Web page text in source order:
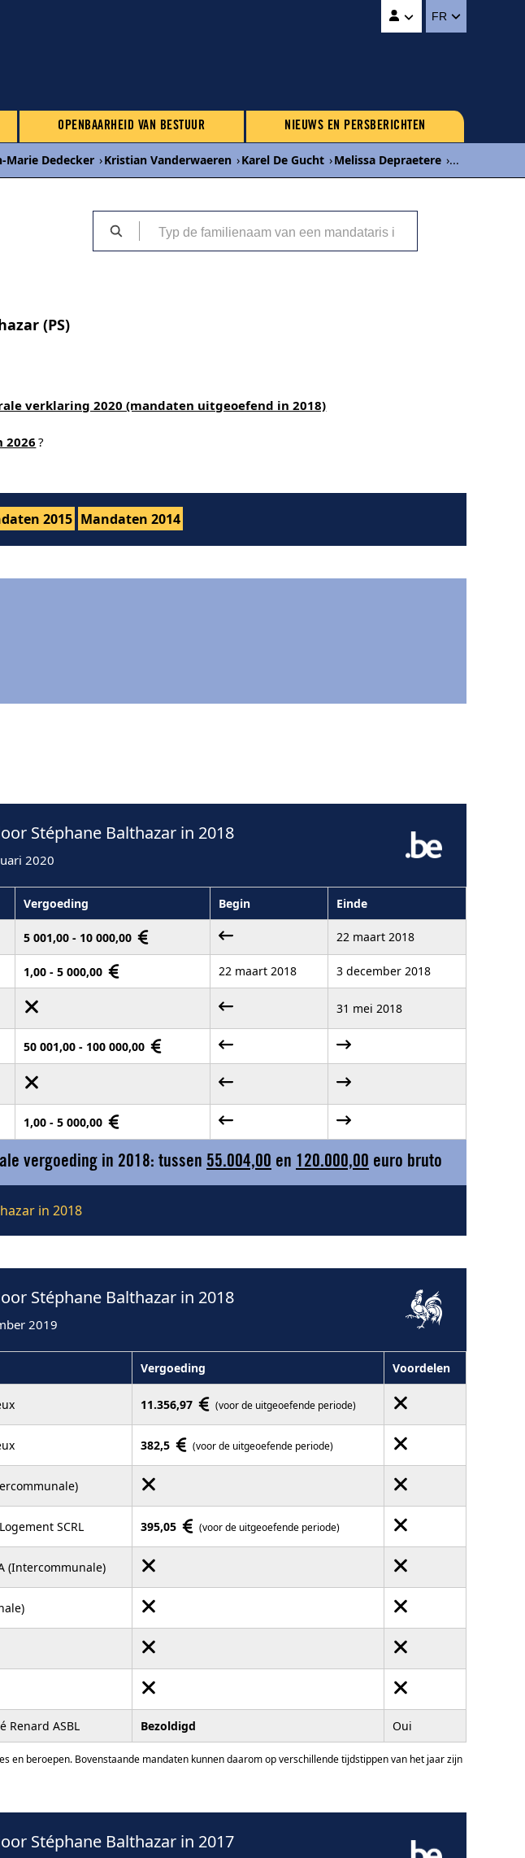
FR
OPENBAARHEID VAN BESTUUR NIEUWS EN PERSBERICHTEN
Marie Dedecker ›Kristian Vanderwaeren ›Karel De Gucht ›Melissa Depraetere ›...
(PS)
verklaring 2020 (mandaten uitgeoefend in 2018)
2026 ?
2015 Mandaten 2014
Stéphane Balthazar in 2018
2020
Vergoeding Begin Einde
5 001,00 - 10 000,00 22 maart 2018
1,00 - 5 000,00 22 maart 2018 3 december 2018
31 mei 2018
50 001,00 - 100 000,00
1,00 - 5 000,00
vergoeding in 2018: tussen 55.004,00 en 120.000,00 euro bruto
in 2018
Stéphane Balthazar in 2018
2019
Vergoeding Voordelen
11.356,97 (voor de uitgeoefende periode)
382,5 (voor de uitgeoefende periode)
SCRL 395,05 (voor de uitgeoefende periode)
(Intercommunale)
Renard ASBL Bezoldigd Oui
beroepen. Bovenstaande mandaten kunnen daarom op verschillende tijdstippen van het jaar zijn
Stéphane Balthazar in 2017